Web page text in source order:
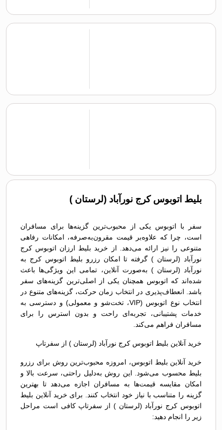
بلیط اتوبوس کرج نورآباد (لرستان )
سفر با اتوبوس یکی از محبوب‌ترین گزینه‌ها برای مسافران
است، چرا که علاوه‌بر قیمت مقرون‌به‌صرفه، امکانات رفاهی
متنوعی را نیز ارائه می‌دهد. از خرید بلیط ارزان اتوبوس کرج
نورآباد (لرستان ) گرفته تا امکان رزرو بلیط اتوبوس کرج به
نورآباد (لرستان ) به‌صورت آنلاین، تمامی این ویژگی‌ها باعث
شده‌اند که اتوبوس همچنان یکی از اصلی‌ترین گزینه‌های سفر
باشد. انعطاف‌پذیری در انتخاب زمان حرکت، گزینه‌های متنوع در
انتخاب نوع اتوبوس (VIP، تخت‌شو و معمولی) و دسترسی به
خدمات پشتیبانی، تجربه‌ای راحت و بدون استرس را برای
مسافران فراهم می‌کند.
خرید آنلاین بلیط اتوبوس کرج نورآباد (لرستان ) از سفرتاپ
خرید آنلاین بلیط اتوبوس، امروزه محبوب‌ترین روش برای رزرو
بلیط محسوب می‌شود. این روش به‌دلیل راحتی، سرعت بالا و
امکان مقایسه قیمت‌ها به مسافران اجازه می‌دهد تا بهترین
گزینه را متناسب با نیاز خود انتخاب کنند. برای خرید آنلاین بلیط
اتوبوس کرج نورآباد (لرستان ) از سفرتاپ کافی است مراحل
زیر را انجام دهید: